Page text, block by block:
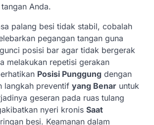
Anda.
palang besi tidak stabil, cobalah
pegangan tangan guna
posisi bar agar tidak bergerak
melakukan repetisi gerakan
Posisi Punggung dengan
langkah preventif yang Benar untuk
geseran pada ruas tulang
nyeri kronis Saat
besi. Keamanan dalam